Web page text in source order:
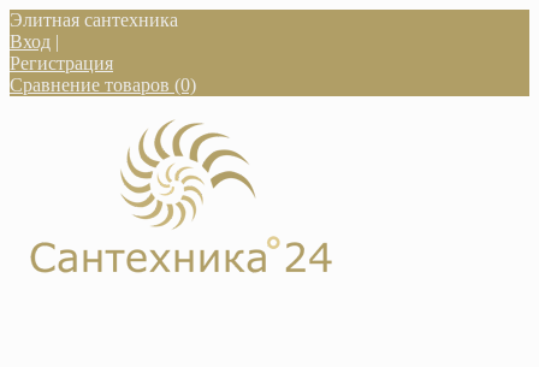
Элитная сантехника
Вход |
Регистрация
Сравнение товаров (0)